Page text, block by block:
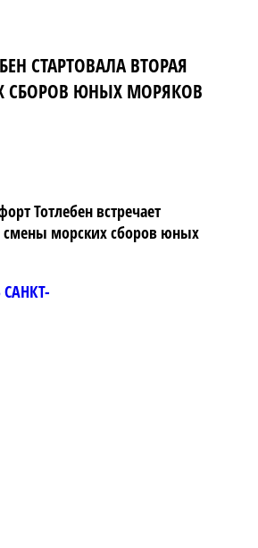
СТАРТОВАЛА ВТОРАЯ
СБОРОВ ЮНЫХ МОРЯКОВ
Тотлебен встречает
смены морских сборов юных